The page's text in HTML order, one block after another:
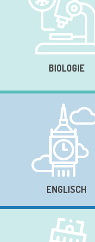
BIOLOGIE
ENGLISCH